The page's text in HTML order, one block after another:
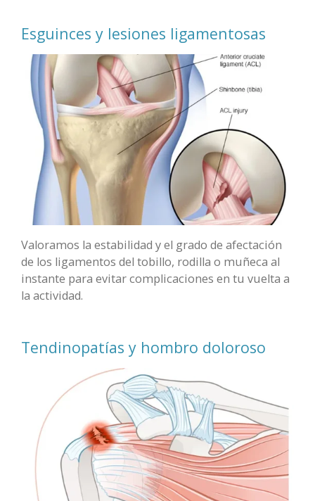
Esguinces y lesiones ligamentosas
Valoramos la estabilidad y el grado de afectación
de los ligamentos del tobillo, rodilla o muñeca al
instante para evitar complicaciones en tu vuelta a
la actividad.
Tendinopatías y hombro doloroso